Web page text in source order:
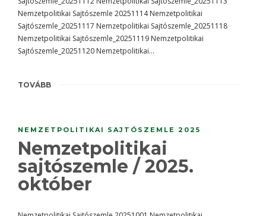
Nemzetpolitikai Sajtószemle 20251114 Nemzetpolitikai
Sajtószemle_20251117 Nemzetpolitikai Sajtószemle_20251118
Nemzetpolitikai Sajtószemle_20251119 Nemzetpolitikai
Sajtószemle_20251120 Nemzetpolitikai…
TOVÁBB
NEMZETPOLITIKAI SAJTÓSZEMLE 2025
Nemzetpolitikai
sajtószemle / 2025.
október